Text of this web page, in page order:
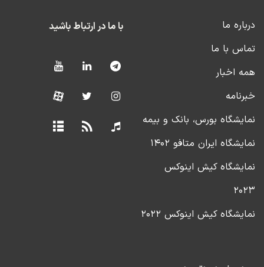
درباره ما
تماس با ما
همه اخبار
خبرنامه
نمایشگاه بورس، بانک و بیمه
نمایشگاه ایران متافو ۱۴۰۲
نمایشگاه کیش اینوکس
۲۰۲۳
نمایشگاه کیش اینوکس ۲۰۲۲
با ما در ارتباط باشید